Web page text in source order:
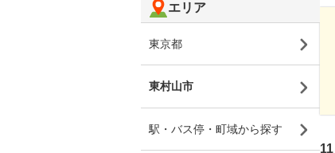
11
エリア
東京都
東村山市
駅・バス停・町域から探す